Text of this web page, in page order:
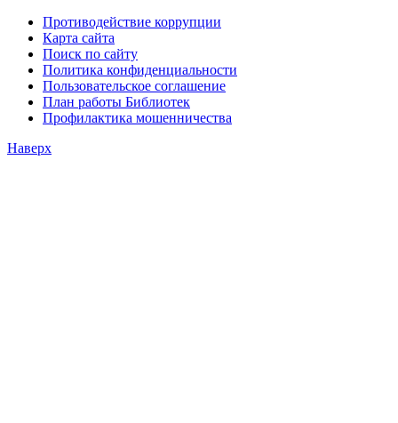
Противодействие коррупции
Карта сайта
Поиск по сайту
Политика конфиденциальности
Пользовательское соглашение
План работы Библиотек
Профилактика мошенничества
Наверх